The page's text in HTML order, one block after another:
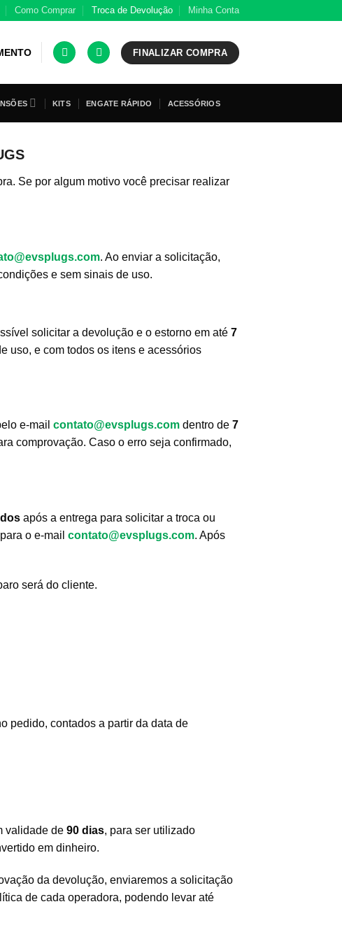
Como Comprar Troca de Devolução Minha Conta
FINALIZAR COMPRA
KITS ENGATE RÁPIDO ACESSÓRIOS
Se por algum motivo você precisar realizar
. Ao enviar a solicitação,
e sem sinais de uso.
solicitar a devolução e o estorno em até 7
uso, e com todos os itens e acessórios
e-mail contato@evsplugs.com dentro de 7
comprovação. Caso o erro seja confirmado,
após a entrega para solicitar a troca ou
o e-mail contato@evsplugs.com. Após
será do cliente.
pedido, contados a partir da data de
validade de 90 dias, para ser utilizado
em dinheiro.
da devolução, enviaremos a solicitação
de cada operadora, podendo levar até